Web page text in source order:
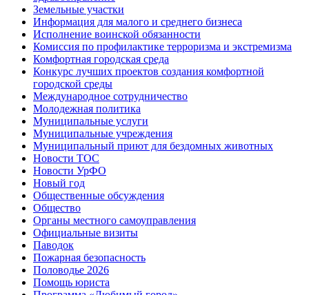
Земельные участки
Информация для малого и среднего бизнеса
Исполнение воинской обязанности
Комиссия по профилактике терроризма и экстремизма
Комфортная городская среда
Конкурс лучших проектов создания комфортной
городской среды
Международное сотрудничество
Молодежная политика
Муниципальные услуги
Муниципальные учреждения
Муниципальный приют для бездомных животных
Новости ТОС
Новости УрФО
Новый год
Общественные обсуждения
Общество
Органы местного самоуправления
Официальные визиты
Паводок
Пожарная безопасность
Половодье 2026
Помощь юриста